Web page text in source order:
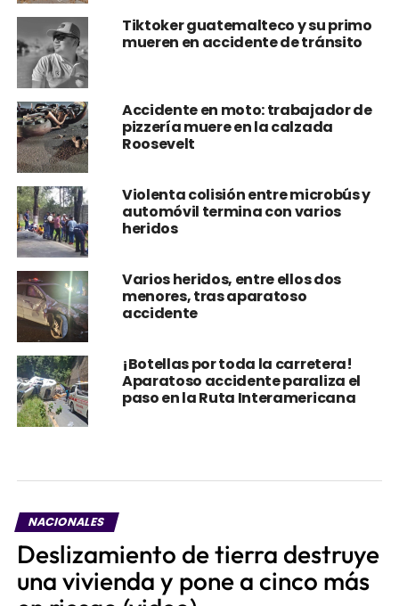
Tiktoker guatemalteco y su primo
mueren en accidente de tránsito
Accidente en moto: trabajador de
pizzería muere en la calzada
Roosevelt
Violenta colisión entre microbús y
automóvil termina con varios
heridos
Varios heridos, entre ellos dos
menores, tras aparatoso
accidente
¡Botellas por toda la carretera!
Aparatoso accidente paraliza el
paso en la Ruta Interamericana
NACIONALES
Deslizamiento de tierra destruye
una vivienda y pone a cinco más